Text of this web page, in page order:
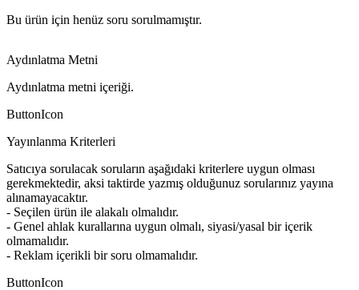
Bu ürün için henüz soru sorulmamıştır.
Aydınlatma Metni
Aydınlatma metni içeriği.
ButtonIcon
Yayınlanma Kriterleri
Satıcıya sorulacak soruların aşağıdaki kriterlere uygun olması
gerekmektedir, aksi taktirde yazmış olduğunuz sorularınız yayına
alınamayacaktır.
- Seçilen ürün ile alakalı olmalıdır.
- Genel ahlak kurallarına uygun olmalı, siyasi/yasal bir içerik
olmamalıdır.
- Reklam içerikli bir soru olmamalıdır.
ButtonIcon